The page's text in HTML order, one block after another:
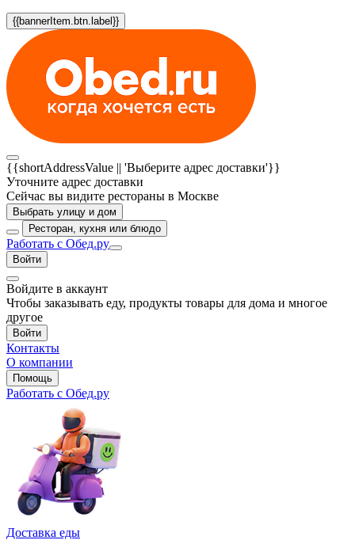
{{bannerItem.btn.label}}
{{shortAddressValue || 'Выберите адрес доставки'}}
Уточните адрес доставки
Сейчас вы видите рестораны в Москве
Выбрать улицу и дом
Ресторан, кухня или блюдо
Работать с Обед.ру
Войти
Войдите в аккаунт
Чтобы заказывать еду, продукты товары для дома и многое
другое
Войти
Контакты
О компании
Помощь
Работать с Обед.ру
Доставка еды